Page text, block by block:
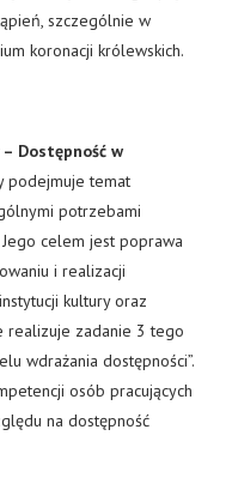
szczególnie w
koronacji królewskich.
Dostępność w
podejmuje temat
potrzebami
celem jest poprawa
i realizacji
kultury oraz
realizuje zadanie 3 tego
wdrażania dostępności”.
osób pracujących
na dostępność